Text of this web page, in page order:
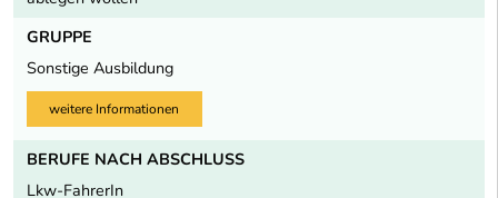
GRUPPE
Sonstige Ausbildung
weitere Informationen
BERUFE NACH ABSCHLUSS
Lkw-FahrerIn